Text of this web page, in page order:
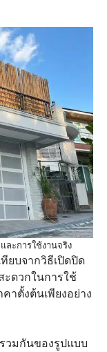
ละการใช้งานจริง
ยบจากวิธีเปิดปิด
ดวกในการใช้
าตั้งต้นเพียงอย่าง
วมกันของรูปแบบ